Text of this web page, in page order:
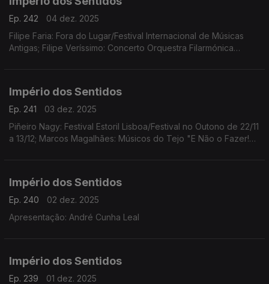
Ep. 242
04 dez. 2025
Filipe Faria: Fora do Lugar/Festival Internacional de Músicas
Antigas; Filipe Veríssimo: Concerto Orquestra Filarmónica
Império dos Sentidos
Ep. 241
03 dez. 2025
Piñeiro Nagy: Festival Estoril Lisboa/Festival no Outono de 22/11
a 13/12; Marcos Magalhães: Músicos do Tejo "E Não o Fazer!
Império dos Sentidos
Ep. 240
02 dez. 2025
Apresentação: André Cunha Leal
Império dos Sentidos
Ep. 239
01 dez. 2025